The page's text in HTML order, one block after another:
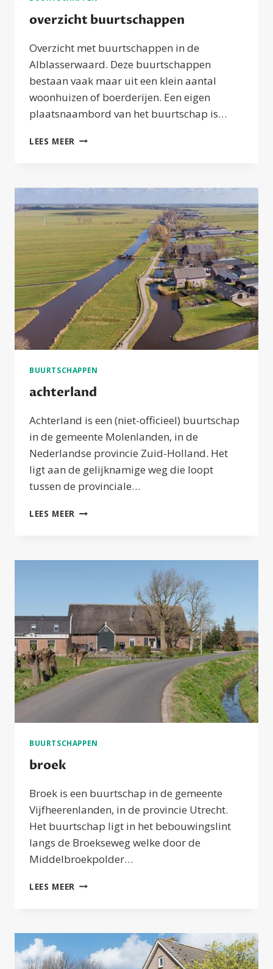
overzicht buurtschappen
Overzicht met buurtschappen in de
Alblasserwaard. Deze buurtschappen
bestaan vaak maar uit een klein aantal
woonhuizen of boerderijen. Een eigen
plaatsnaambord van het buurtschap is…
LEES MEER OVERZICHT
BUURTSCHAPPEN
achterland
Achterland is een (niet-officieel) buurtschap
in de gemeente Molenlanden, in de
Nederlandse provincie Zuid-Holland. Het
ligt aan de gelijknamige weg die loopt
tussen de provinciale…
LEES MEER ACHTERLAND
BUURTSCHAPPEN
broek
Broek is een buurtschap in de gemeente
Vijfheerenlanden, in de provincie Utrecht.
Het buurtschap ligt in het bebouwingslint
langs de Broekseweg welke door de
Middelbroekpolder…
LEES MEER BROEK